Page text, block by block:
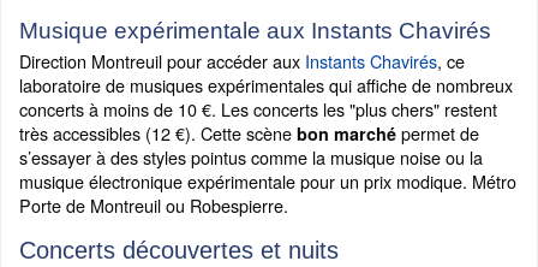
Musique expérimentale aux Instants Chavirés
Direction Montreuil pour accéder aux Instants Chavirés, ce
laboratoire de musiques expérimentales qui affiche de nombreux
concerts à moins de 10 €. Les concerts les "plus chers" restent
très accessibles (12 €). Cette scène bon marché permet de
s’essayer à des styles pointus comme la musique noise ou la
musique électronique expérimentale pour un prix modique. Métro
Porte de Montreuil ou Robespierre.
Concerts découvertes et nuits